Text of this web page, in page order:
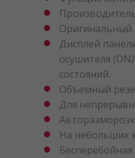
Оригинальный
Дисплей
осушителя
состояний.
Объемный
Для
На небольших